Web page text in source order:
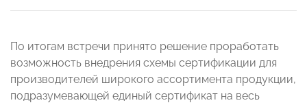
По итогам встречи принято решение проработать
возможность внедрения схемы сертификации для
производителей широкого ассортимента продукции,
подразумевающей единый сертификат на весь